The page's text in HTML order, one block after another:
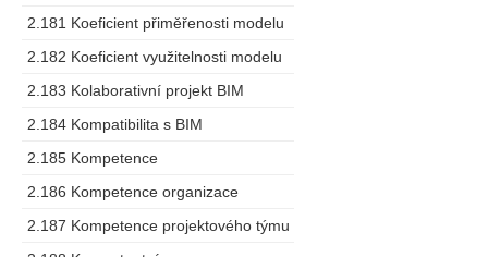
2.181 Koeficient přiměřenosti modelu
2.182 Koeficient využitelnosti modelu
2.183 Kolaborativní projekt BIM
2.184 Kompatibilita s BIM
2.185 Kompetence
2.186 Kompetence organizace
2.187 Kompetence projektového týmu